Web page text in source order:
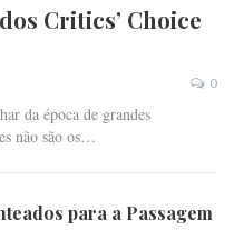
Critics’ Choice
0
da época de grandes
não são os…
para a Passagem